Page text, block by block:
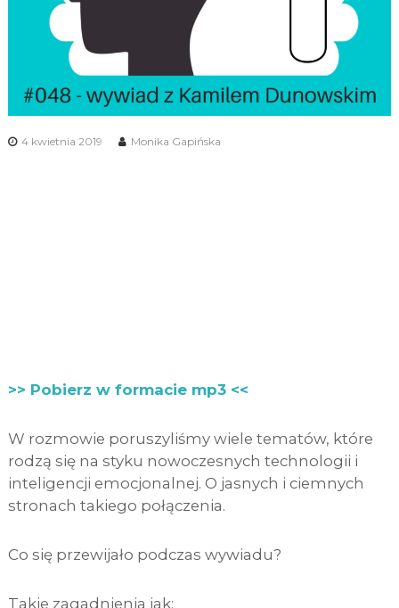
4 kwietnia 2019 Monika Gapińska
>> Pobierz w formacie mp3 <<
W rozmowie poruszyliśmy wiele tematów, które
rodzą się na styku nowoczesnych technologii i
inteligencji emocjonalnej. O jasnych i ciemnych
stronach takiego połączenia.
Co się przewijało podczas wywiadu?
Takie zagadnienia jak: